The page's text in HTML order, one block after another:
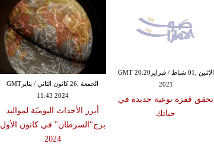
الجمعة ,26 كانون الثاني / ينايرGMT
11:43 2024
أبرز الأحداث اليوميّة لمواليد
برج"السرطان" في كانون الأول
2024
الإثنين ,01 شباط / فبرايرGMT 20:20
2021
تحقق قفزة نوعية جديدة في
حياتك